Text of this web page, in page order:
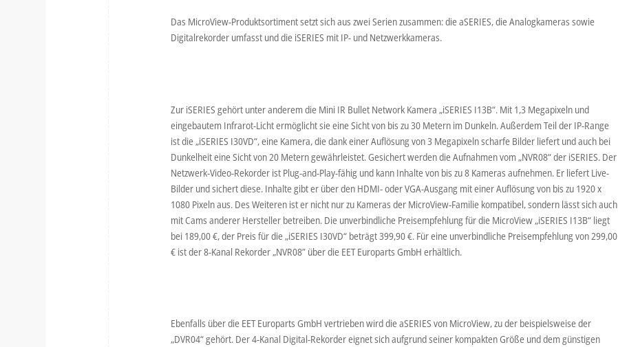
Das MicroView-Produktsortiment setzt sich aus zwei Serien zusammen: die aSERIES, die Analogkameras sowie
Digitalrekorder umfasst und die iSERIES mit IP- und Netzwerkkameras.
Zur iSERIES gehört unter anderem die Mini IR Bullet Network Kamera „iSERIES I13B“. Mit 1,3 Megapixeln und
eingebautem Infrarot-Licht ermöglicht sie eine Sicht von bis zu 30 Metern im Dunkeln. Außerdem Teil der IP-Range
ist die „iSERIES I30VD“, eine Kamera, die dank einer Auflösung von 3 Megapixeln scharfe Bilder liefert und auch bei
Dunkelheit eine Sicht von 20 Metern gewährleistet. Gesichert werden die Aufnahmen vom „NVR08“ der iSERIES. Der
Netzwerk-Video-Rekorder ist Plug-and-Play-fähig und kann Inhalte von bis zu 8 Kameras aufnehmen. Er liefert Live-
Bilder und sichert diese. Inhalte gibt er über den HDMI- oder VGA-Ausgang mit einer Auflösung von bis zu 1920 x
1080 Pixeln aus. Des Weiteren ist er nicht nur zu Kameras der MicroView-Familie kompatibel, sondern lässt sich auch
mit Cams anderer Hersteller betreiben. Die unverbindliche Preisempfehlung für die MicroView „iSERIES I13B“ liegt
bei 189,00 €, der Preis für die „iSERIES I30VD“ beträgt 399,90 €. Für eine unverbindliche Preisempfehlung von 299,00
€ ist der 8-Kanal Rekorder „NVR08” über die EET Europarts GmbH erhältlich.
Ebenfalls über die EET Europarts GmbH vertrieben wird die aSERIES von MicroView, zu der beispielsweise der
„DVR04“ gehört. Der 4-Kanal Digital-Rekorder eignet sich aufgrund seiner kompakten Größe und dem günstigen